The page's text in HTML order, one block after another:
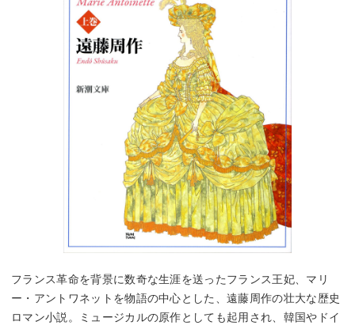
フランス革命を背景に数奇な生涯を送ったフランス王妃、マリ
ー・アントワネットを物語の中心とした、遠藤周作の壮大な歴史
ロマン小説。ミュージカルの原作としても起用され、韓国やドイ